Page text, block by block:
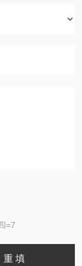
=7